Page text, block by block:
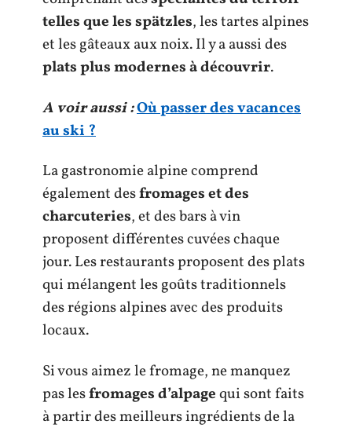
telles que les spätzles, les tartes alpines
et les gâteaux aux noix. Il y a aussi des
plats plus modernes à découvrir.
A voir aussi :Où passer des vacances
au ski ?
La gastronomie alpine comprend
également desfromages et des
charcuteries, et des bars à vin
proposent différentes cuvées chaque
jour. Les restaurants proposent des plats
qui mélangent les goûts traditionnels
des régions alpines avec des produits
locaux.
Si vous aimez le fromage, ne manquez
pas lesfromages d’alpagequi sont faits
à partir des meilleurs ingrédients de la